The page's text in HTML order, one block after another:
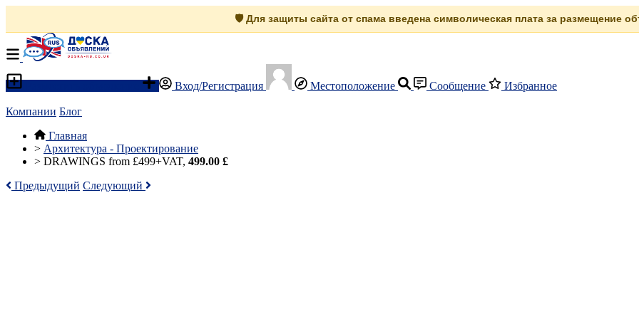
🛡️ Для защиты сайта от спама введена символическая плата за размещение
Вход/Регистрация Местоположение Сообщение Избранное
Компании Блог
Главная
> Архитектура - Проектирование
> DRAWINGS from £499+VAT, 499.00 £
Предыдущий Следующий